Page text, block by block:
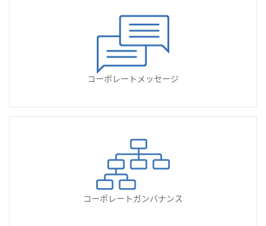
コーポレートメッセージ
コーポレートガンバナンス